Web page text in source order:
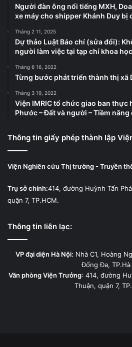
Người đàn ông nổi tiếng MXH,
xe máy cho shipper Khánh Duy bị
Tháng 2 11, 2025
Dự thảo Luật Báo chí (sửa đổi):
người làm việc tại tạp chí khoa học
Tháng 6 16, 2022
Từng bước phát triển thành thị xã
Tháng 3 19, 2022
Viện IMRIC tổ chức giao ban thực
Phước – Đất và người – Tiềm
Thông tin giấy phép thành lập
Viện Nghiên cứu Thị trường - Truyền
Trụ sở chính:414, đường Huỳnh Tấn
quận 7, TP.HCM.
Thông tin liên lạc:
VP đại diện Hà Nội: Nhà C1, Hoàng
Đống Đa, TP.Hà
Văn phòng Viện Trưởng: 414, đường
Thuận, quận 7,